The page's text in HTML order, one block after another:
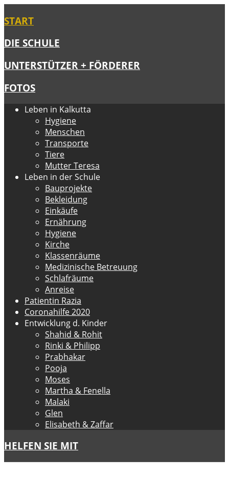
START
DIE SCHULE
UNTERSTÜTZER + FÖRDERER
FOTOS
Leben in Kalkutta
Hygiene
Menschen
Transporte
Tiere
Mutter Teresa
Leben in der Schule
Bauprojekte
Bekleidung
Einkäufe
Ernährung
Hygiene
Kirche
Klassenräume
Medizinische Betreuung
Schlafräume
Anreise
Patientin Razia
Coronahilfe 2020
Entwicklung d. Kinder
Shahid & Rohit
Rinki & Philipp
Prabhakar
Pooja
Moses
Martha & Fenella
Malaki
Glen
Elisabeth & Zaffar
HELFEN SIE MIT